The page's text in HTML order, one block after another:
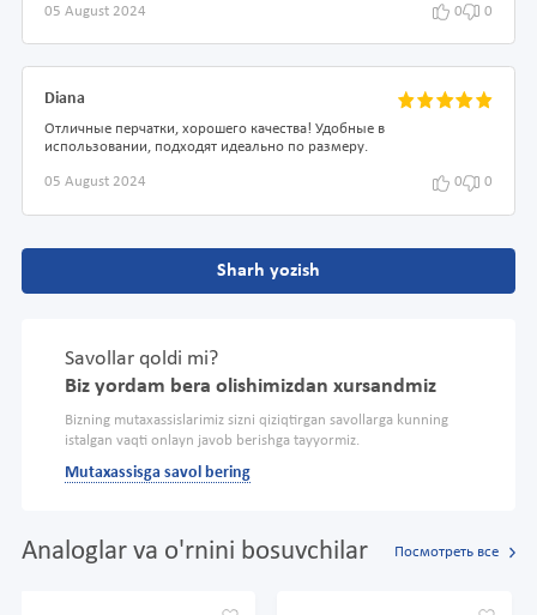
05 August 2024 0 0
Diana
Отличные перчатки, хорошего качества! Удобные в
использовании, подходят идеально по размеру.
05 August 2024 0 0
Sharh yozish
Savollar qoldi mi?
Biz yordam bera olishimizdan xursandmiz
Bizning mutaxassislarimiz sizni qiziqtirgan savollarga kunning
istalgan vaqti onlayn javob berishga tayyormiz.
Mutaxassisga savol bering
Analoglar va o'rnini bosuvchilar Посмотреть все